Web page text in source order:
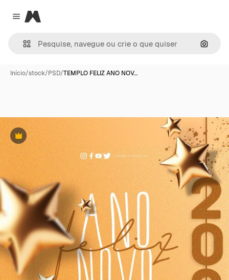
Close menu
Magnific
Início/stock/PSD/TEMPLO FELIZ ANO NOV…
Premium